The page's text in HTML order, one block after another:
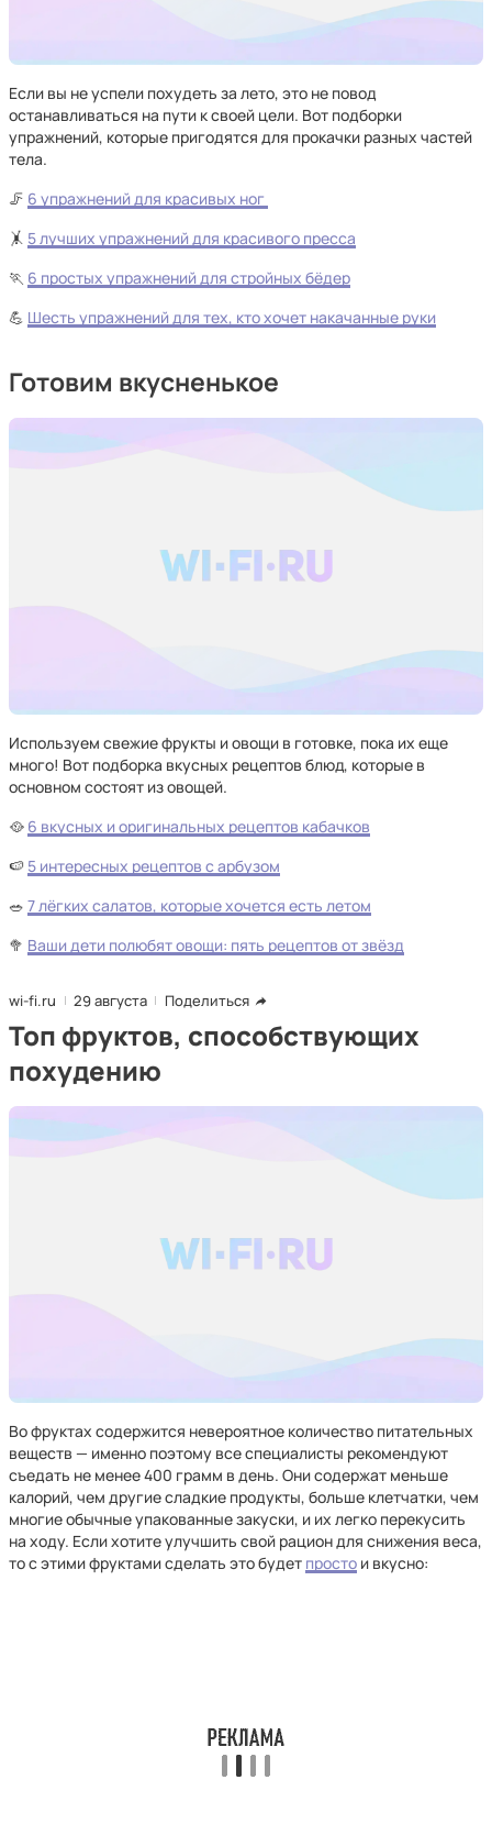
Если вы не успели похудеть за лето, это не повод
останавливаться на пути к своей цели. Вот подборки
упражнений, которые пригодятся для прокачки разных частей
тела.
🦵 6 упражнений для красивых ног
🤸 5 лучших упражнений для красивого пресса
🏃 6 простых упражнений для стройных бёдер
💪 Шесть упражнений для тех, кто хочет накачанные руки
Готовим вкусненькое
Используем свежие фрукты и овощи в готовке, пока их еще
много! Вот подборка вкусных рецептов блюд, которые в
основном состоят из овощей.
🥘 6 вкусных и оригинальных рецептов кабачков
🍉 5 интересных рецептов с арбузом
🥗 7 лёгких салатов, которые хочется есть летом
🥦 Ваши дети полюбят овощи: пять рецептов от звёзд
wi-fi.ru 29 августа Поделиться
Топ фруктов, способствующих
похудению
Во фруктах содержится невероятное количество питательных
веществ — именно поэтому все специалисты рекомендуют
съедать не менее 400 грамм в день. Они содержат меньше
калорий, чем другие сладкие продукты, больше клетчатки, чем
многие обычные упакованные закуски, и их легко перекусить
на ходу. Если хотите улучшить свой рацион для снижения веса,
то с этими фруктами сделать это будет просто и вкусно: